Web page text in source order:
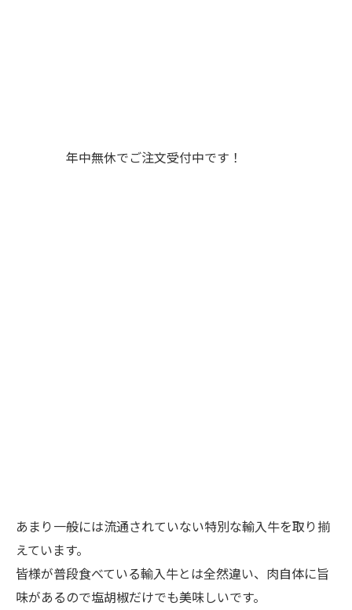
年中無休でご注文受付中です！
あまり一般には流通されていない特別な輸入牛を取り揃
えています。
皆様が普段食べている輸入牛とは全然違い、肉自体に旨
味があるので塩胡椒だけでも美味しいです。